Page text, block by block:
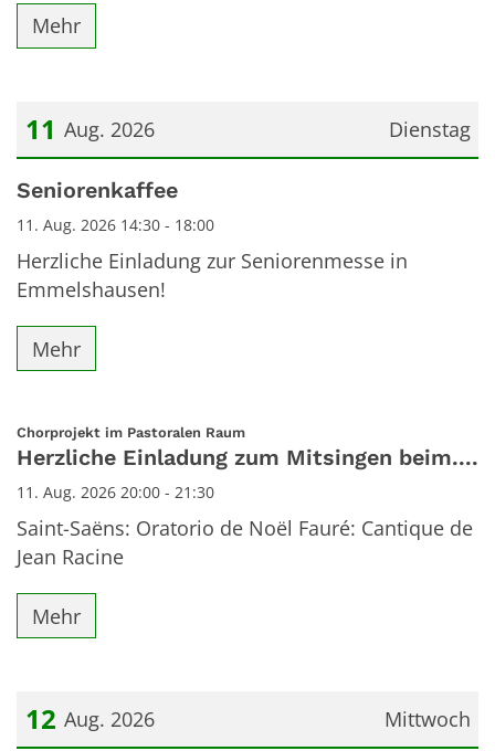
Mehr
Dienstag
11 Aug. 2026
Datum: 11. August 2026
Seniorenkaffee
11. Aug. 2026 14:30 - 18:00
Herzliche Einladung zur Seniorenmesse in
Emmelshausen!
Mehr
Chorprojekt im Pastoralen Raum:
Herzliche Einladung zum Mitsingen beim....
11. Aug. 2026 20:00 - 21:30
Saint-Saëns: Oratorio de Noël Fauré: Cantique de
Jean Racine
Mehr
Mittwoch
12 Aug. 2026